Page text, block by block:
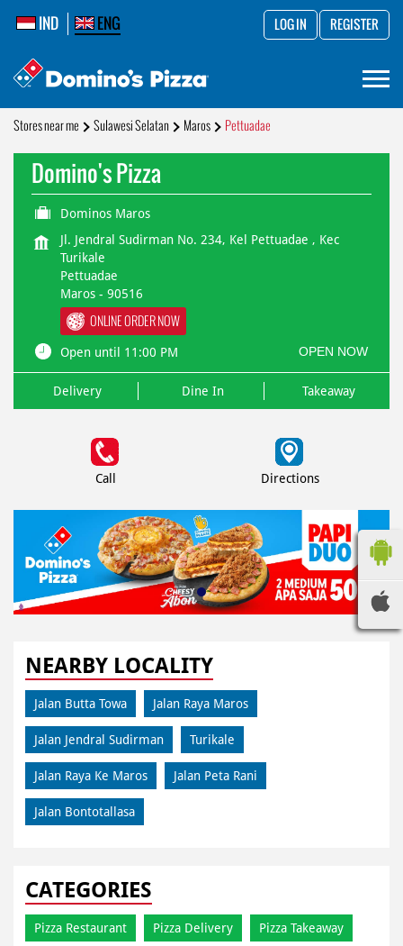
IND ENG LOG IN REGISTER
Stores near me Sulawesi Selatan Maros Pettuadae
Domino's Pizza
Dominos Maros
Jl. Jendral Sudirman No. 234, Kel Pettuadae , Kec
Turikale
Pettuadae
Maros - 90516
ONLINE ORDER NOW
Open until 11:00 PM OPEN NOW
Delivery Dine In Takeaway
Call Directions
NEARBY LOCALITY
Jalan Butta Towa Jalan Raya Maros
Jalan Jendral Sudirman Turikale
Jalan Raya Ke Maros Jalan Peta Rani
Jalan Bontotallasa
CATEGORIES
Pizza Restaurant Pizza Delivery Pizza Takeaway